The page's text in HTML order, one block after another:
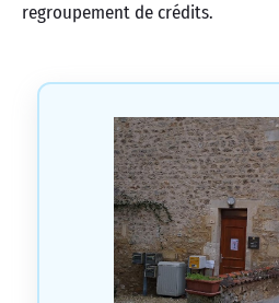
regroupement de crédits.